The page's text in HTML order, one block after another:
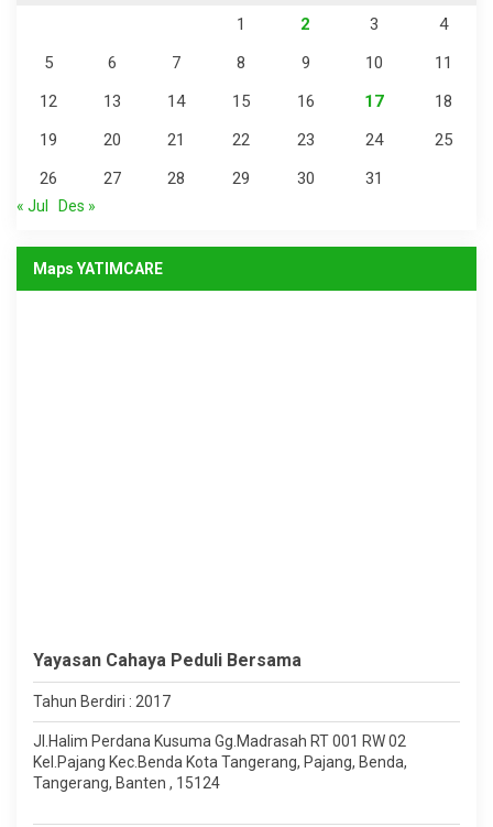
1
2 3
4
5
6 7 8 9 10
11
12
13 14 15 16 17
18
19
20 21 22 23 24
25
26
27 28 29 30 31
« Jul Des »
Maps YATIMCARE
Yayasan Cahaya Peduli Bersama
Tahun Berdiri : 2017
Jl.Halim Perdana Kusuma Gg.Madrasah RT 001 RW 02
Kel.Pajang Kec.Benda Kota Tangerang, Pajang, Benda,
Tangerang, Banten , 15124